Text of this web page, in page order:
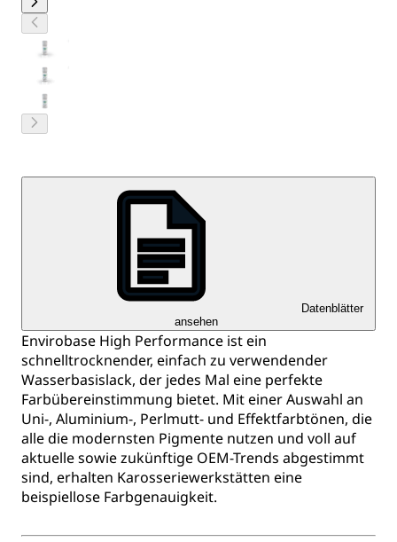
Datenblätter
ansehen
Envirobase High Performance ist ein
schnelltrocknender, einfach zu verwendender
Wasserbasislack, der jedes Mal eine perfekte
Farbübereinstimmung bietet. Mit einer Auswahl an
Uni-, Aluminium-, Perlmutt- und Effektfarbtönen, die
alle die modernsten Pigmente nutzen und voll auf
aktuelle sowie zukünftige OEM-Trends abgestimmt
sind, erhalten Karosseriewerkstätten eine
beispiellose Farbgenauigkeit.